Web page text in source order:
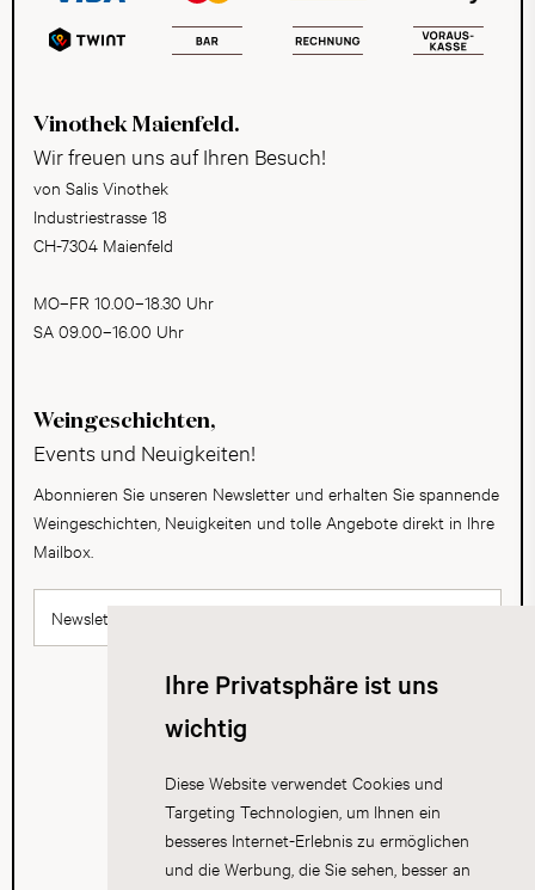
Ihre Privatsphäre ist uns
wichtig
Diese Website verwendet Cookies und
Targeting Technologien, um Ihnen ein
besseres Internet-Erlebnis zu ermöglichen
und die Werbung, die Sie sehen, besser an
Vinothek Maienfeld.
Wir freuen uns auf Ihren Besuch!
von Salis Vinothek
Industriestrasse 18
CH-7304 Maienfeld
MO–FR 10.00–18.30 Uhr
SA 09.00–16.00 Uhr
Weingeschichten,
Events und Neuigkeiten!
Abonnieren Sie unseren Newsletter und erhalten Sie spannende
Weingeschichten, Neuigkeiten und tolle Angebote direkt in Ihre
Mailbox.
Newsletter abonnieren